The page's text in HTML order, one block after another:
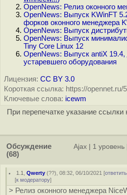
OpenNews: Релиз оконного
OpenNews: Выпуск KWinFT
форков оконного менеджера
OpenNews: Выпуск
OpenNews: Выпуск
Tiny Core Linux 12
OpenNews: Выпуск antiX 19.4,
устаревшего оборудования
Лицензия: CC BY 3.0
Короткая ссылка: https://opennet.ru/
Ключевые слова: icewm
При перепечатке указание ссылки
Обсуждение
(68)
Ajax 1 уровень
1.1 ,Qwerty (??), 08:32, 06/10/2021 [ответить
[к модератору]
> Релиз оконного менеджера